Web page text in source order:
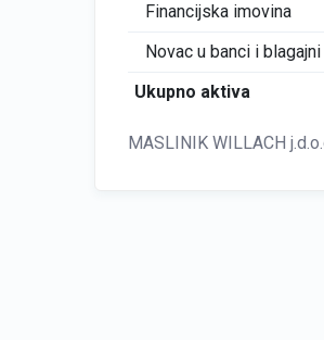
Financijska imovina
Novac u banci i blagajni
Ukupno aktiva
MASLINIK WILLACH